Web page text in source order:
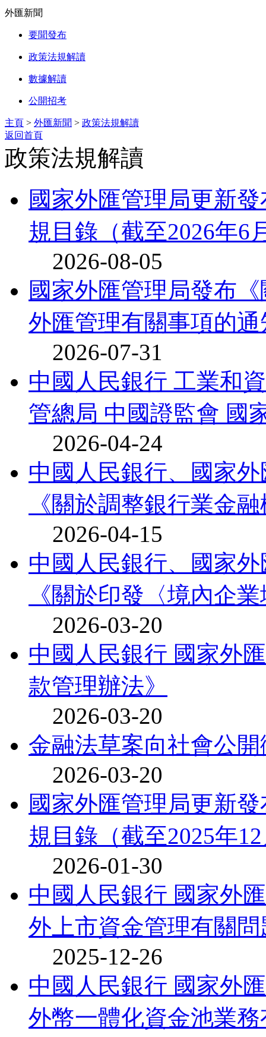
外匯新聞
要聞發布
政策法規解讀
數據解讀
公開招考
主頁 > 外匯新聞 > 政策法規解讀
返回首頁
政策法規解讀
國家外匯管理局更新
規目錄（截至2026年6
2026-08-05
國家外匯管理局發布
外匯管理有關事項的通
2026-07-31
中國人民銀行 工業和
管總局 中國證監會 國
2026-04-24
中國人民銀行、國家
《關於調整銀行業金
2026-04-15
中國人民銀行、國家
《關於印發〈境內企
2026-03-20
中國人民銀行 國家外
款管理辦法》
2026-03-20
金融法草案向社會公
2026-03-20
國家外匯管理局更新
規目錄（截至2025年
2026-01-30
中國人民銀行 國家外
外上市資金管理有關
2025-12-26
中國人民銀行 國家外
外幣一體化資金池業